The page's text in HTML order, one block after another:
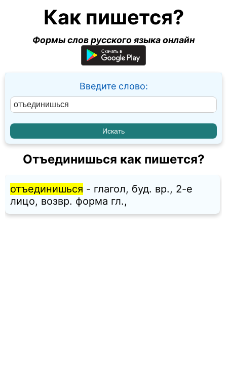
Как пишется?
Формы слов русского языка онлайн
Введите слово:
Отъединишься как пишется?
отъединишься - глагол, буд. вр., 2-е
лицо, возвр. форма гл.,